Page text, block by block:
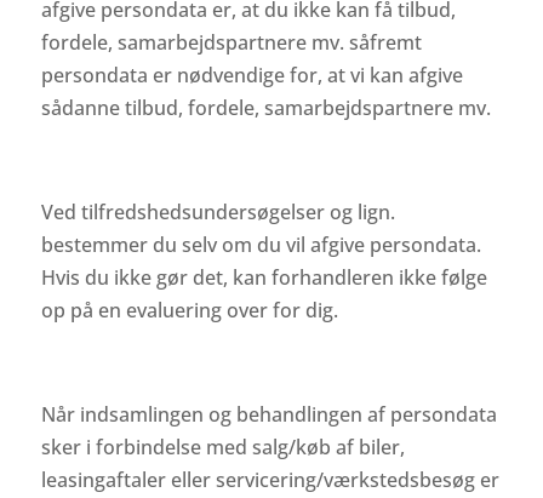
afgive persondata er, at du ikke kan få tilbud,
fordele, samarbejdspartnere mv. såfremt
persondata er nødvendige for, at vi kan afgive
sådanne tilbud, fordele, samarbejdspartnere mv.
Ved tilfredshedsundersøgelser og lign.
bestemmer du selv om du vil afgive persondata.
Hvis du ikke gør det, kan forhandleren ikke følge
op på en evaluering over for dig.
Når indsamlingen og behandlingen af persondata
sker i forbindelse med salg/køb af biler,
leasingaftaler el­ler servicering/værkstedsbesøg er